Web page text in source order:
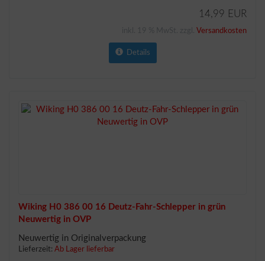
14,99 EUR
Versandkosten
Details
Wiking H0 386 00 16 Deutz-Fahr-Schlepper in grün
Neuwertig in OVP
Neuwertig in Originalverpackung
Lieferzeit: Ab Lager lieferbar